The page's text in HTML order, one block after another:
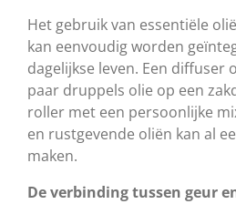
Het gebruik van essentiële
kan eenvoudig worden
dagelijkse leven. Een diffuser
paar druppels olie op een
roller met een persoonlijke
en rustgevende oliën kan al
maken.
De verbinding tussen geur